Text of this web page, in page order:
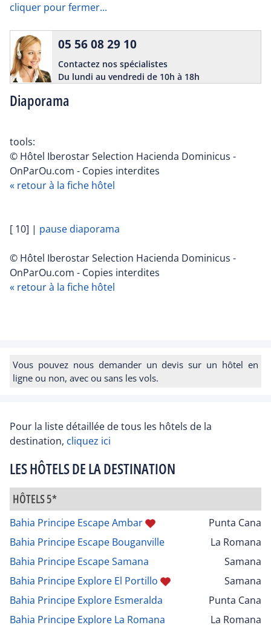
cliquer pour fermer...
Diaporama
05 56 08 29 10
Contactez nos spécialistes
Du lundi au vendredi de 10h à 18h
tools:
© Hôtel Iberostar Selection Hacienda Dominicus -
OnParOu.com - Copies interdites
« retour à la fiche hôtel
[ 10] | pause diaporama
© Hôtel Iberostar Selection Hacienda Dominicus -
OnParOu.com - Copies interdites
« retour à la fiche hôtel
Vous pouvez nous demander un devis sur un hôtel en
ligne ou non, avec ou sans les vols.
Pour la liste détaillée de tous les hôtels de la
destination, cliquez ici
LES HÔTELS DE LA DESTINATION
HÔTELS 5*
Bahia Principe Escape Ambar
Punta Cana
Bahia Principe Escape Bouganville
La Romana
Bahia Principe Escape Samana
Samana
Bahia Principe Explore El Portillo
Samana
Bahia Principe Explore Esmeralda
Punta Cana
Bahia Principe Explore La Romana
La Romana